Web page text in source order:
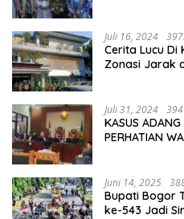
Juli 16, 2024
Cerita Lucu Di
Zonasi Jarak
Juli 31, 2024
KASUS
PERHATIAN
Juni 14, 2025
Bupati Bogor
ke-543 Jadi